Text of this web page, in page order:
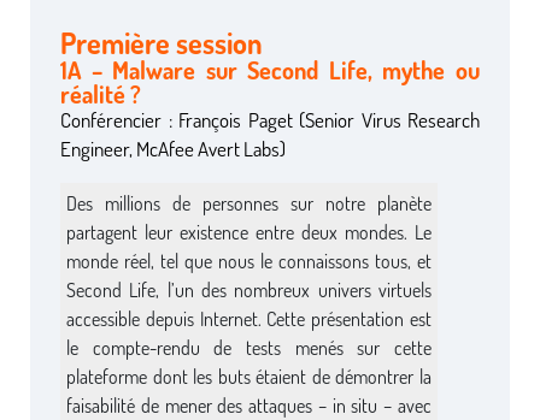
Première session
1A – Malware sur Second Life, mythe ou
réalité ?
Conférencier : François Paget (Senior Virus Research
Engineer, McAfee Avert Labs)
Des millions de personnes sur notre planète
partagent leur existence entre deux mondes. Le
monde réel, tel que nous le connaissons tous, et
Second Life, l’un des nombreux univers virtuels
accessible depuis Internet. Cette présentation est
le compte-rendu de tests menés sur cette
plateforme dont les buts étaient de démontrer la
faisabilité de mener des attaques – in situ – avec